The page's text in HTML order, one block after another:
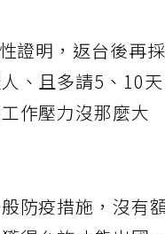
證明，返台後再採
、且多請5、10天
作壓力沒那麼大
防疫措施，沒有